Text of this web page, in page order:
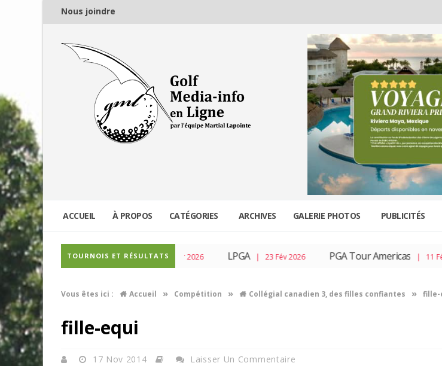
Nous joindre
ACCUEIL À PROPOS CATÉGORIES ARCHIVES GALERIE PHOTOS PUBLICITÉS
TOURNOIS ET RÉSULTATS
PGA Tour| 04 Mar 2026 LPGA| 23 Fév 2026 PGA Tour Americas| 11 Fév
Vous êtes ici : Accueil » Compétition » Collégial canadien 3, des filles confiantes » fille-
fille-equi
17 Nov 2014 Laisser Un Commentaire